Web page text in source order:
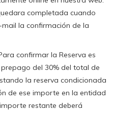
completada cuando
la confirmación de la
confirmar la Reserva es
del 30% del total de
la reserva condicionada
de ese importe en la entidad
restante deberá